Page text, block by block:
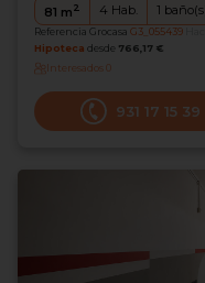
81 m2 4 Hab. 1
Referencia Grocasa G3_055439
Hipoteca desde 766,17 €
Interesados0
931 17 15 39